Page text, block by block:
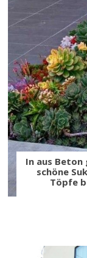
In aus Beton
schöne
Töpfe